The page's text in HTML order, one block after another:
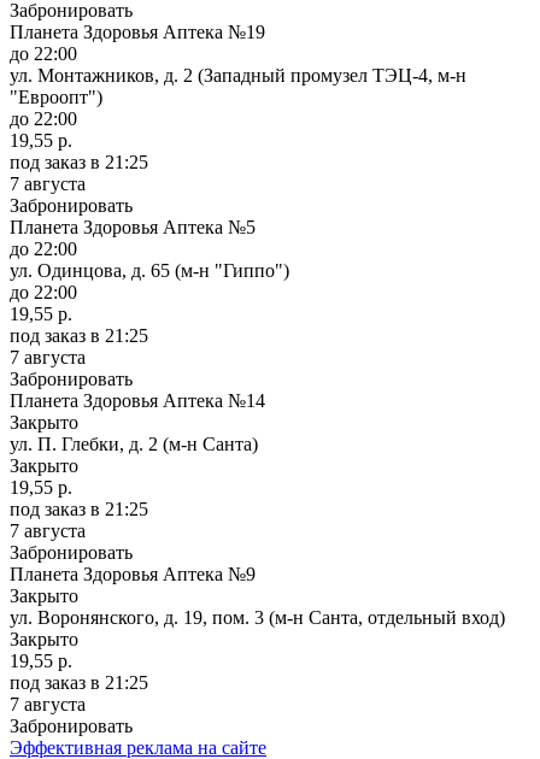
Забронировать
Планета Здоровья Аптека №19
до 22:00
ул. Монтажников, д. 2 (Западный промузел ТЭЦ-4, м-н
"Евроопт")
до 22:00
19,55 р.
под заказ в 21:25
7 августа
Забронировать
Планета Здоровья Аптека №5
до 22:00
ул. Одинцова, д. 65 (м-н "Гиппо")
до 22:00
19,55 р.
под заказ в 21:25
7 августа
Забронировать
Планета Здоровья Аптека №14
Закрыто
ул. П. Глебки, д. 2 (м-н Санта)
Закрыто
19,55 р.
под заказ в 21:25
7 августа
Забронировать
Планета Здоровья Аптека №9
Закрыто
ул. Воронянского, д. 19, пом. 3 (м-н Санта, отдельный вход)
Закрыто
19,55 р.
под заказ в 21:25
7 августа
Забронировать
Эффективная реклама на сайте